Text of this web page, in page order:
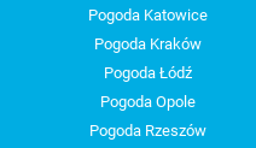
Pogoda Katowice
Pogoda Kraków
Pogoda Łódź
Pogoda Opole
Pogoda Rzeszów